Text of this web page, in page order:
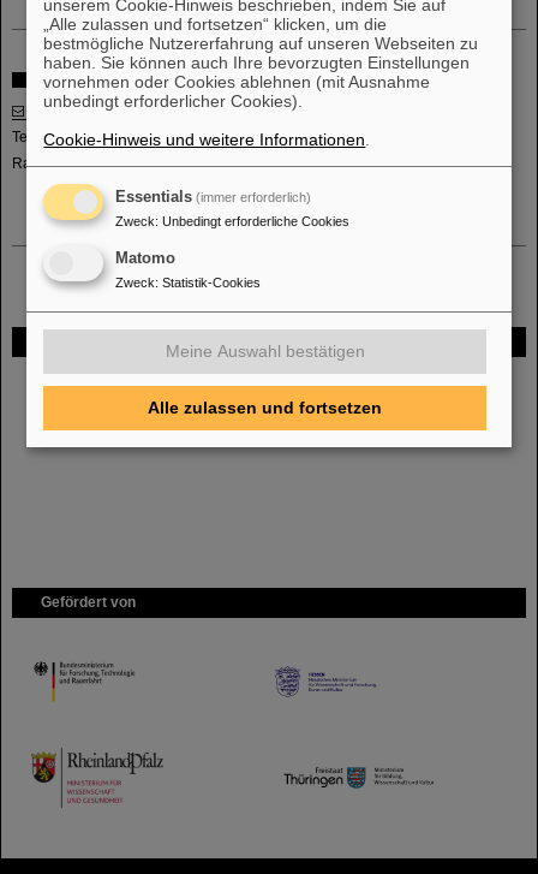
Bei GSI entsteht das neue Beschleunigerzentrum FAIR.
Erfahren Sie
Gefördert von
HMWK
TMWWDG
Assistenz
Christian Schmitt
Tel: +49-6159-71-2396
Raum: BR2.2.154b
unserem Cookie-Hinweis beschrieben, indem Sie auf
„Alle zulassen und fortsetzen“ klicken, um die
bestmögliche Nutzererfahrung auf unseren Webseiten zu
haben. Sie können auch Ihre bevorzugten Einstellungen
vornehmen oder Cookies ablehnen (mit Ausnahme
unbedingt erforderlicher Cookies).
Cookie-Hinweis und weitere Informationen
Essentials (immer erforderlich)
Zweck: Unbedingt erforderliche Cookies
Matomo
Zweck: Statistik-Cookies
Meine Auswahl bestätigen
Alle zulassen und fortsetzen